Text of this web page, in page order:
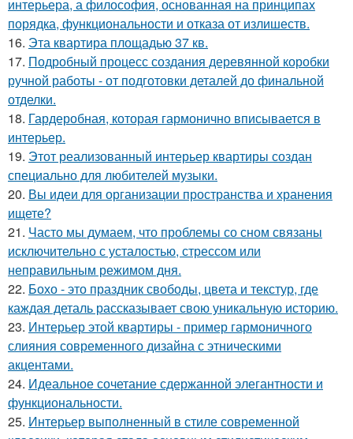
интерьера, а философия, основанная на принципах
порядка, функциональности и отказа от излишеств.
16. Эта квартира площадью 37 кв.
17. Подробный процесс создания деревянной коробки
ручной работы - от подготовки деталей до финальной
отделки.
18. Гардеробная, которая гармонично вписывается в
интерьер.
19. Этот реализованный интерьер квартиры создан
специально для любителей музыки.
20. Вы идеи для организации пространства и хранения
ищете?
21. Часто мы думаем, что проблемы со сном связаны
исключительно с усталостью, стрессом или
неправильным режимом дня.
22. Бохо - это праздник свободы, цвета и текстур, где
каждая деталь рассказывает свою уникальную историю.
23. Интерьер этой квартиры - пример гармоничного
слияния современного дизайна с этническими
акцентами.
24. Идеальное сочетание сдержанной элегантности и
функциональности.
25. Интерьер выполненный в стиле современной